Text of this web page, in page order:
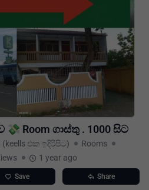
💸 Room ගාස්තු . 1000 සිට
(keells එක ඉදිරිපිට)
Rooms
1 year ago
Save Share